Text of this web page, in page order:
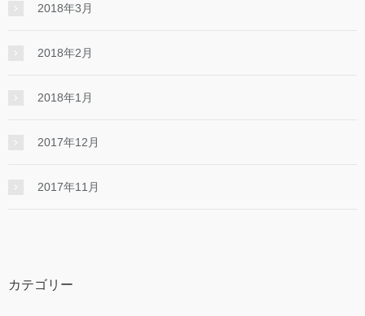
2018年3月
2018年2月
2018年1月
2017年12月
2017年11月
カテゴリー